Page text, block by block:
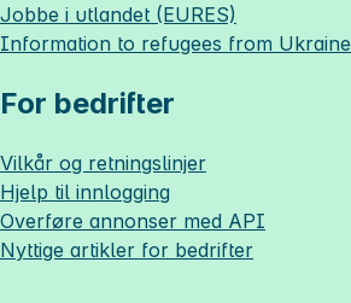
Jobbe i utlandet (EURES)
Information to refugees from Ukraine
For bedrifter
Vilkår og retningslinjer
Hjelp til innlogging
Overføre annonser med API
Nyttige artikler for bedrifter